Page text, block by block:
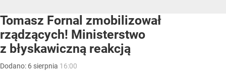
Tomasz Fornal zmobilizował
rządzących! Ministerstwo
z błyskawiczną reakcją
Dodano: 6 sierpnia 16:00